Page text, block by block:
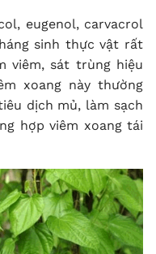
eugenol, carvacrol
sinh thực vật rất
viêm, sát trùng hiệu
xoang này thường
dịch mủ, làm sạch
hợp viêm xoang tái